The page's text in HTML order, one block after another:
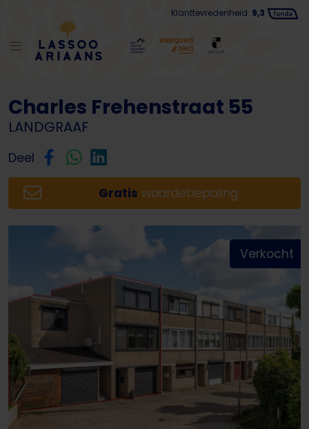
Klanttevredenheid 9,3
Terug naar lijst
Charles Frehenstraat 55
LANDGRAAF
Deel
Gratis waardebepaling
Verkocht